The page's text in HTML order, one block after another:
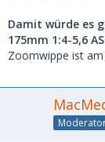
Damit würde es
175mm 1:4-5,6
Zoomwippe ist